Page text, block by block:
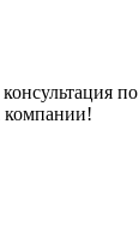
компании!